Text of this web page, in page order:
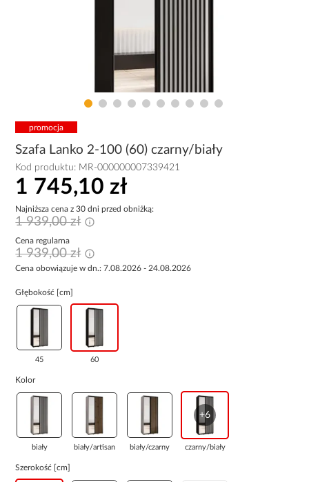
promocja
Szafa Lanko 2-100 (60) czarny/biały
Kod produktu: MR-000000007339421
1 745,10 zł
Najniższa cena z 30 dni przed obniżką:
1 939,00 zł
Cena regularna
1 939,00 zł
Cena obowiązuje w dn.: 7.08.2026 - 24.08.2026
Głębokość [cm]
45 60
Kolor
biały biały/artisan biały/czarny
+6
czarny/biały
Szerokość [cm]